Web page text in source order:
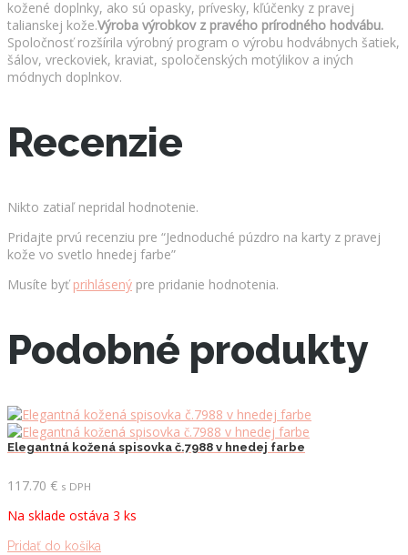
kožené doplnky, ako sú opasky, prívesky, kľúčenky z pravej
talianskej kože.Výroba výrobkov z pravého prírodného hodvábu.
Spoločnosť rozšírila výrobný program o výrobu hodvábnych šatiek,
šálov, vreckoviek, kraviat, spoločenských motýlikov a iných
módnych doplnkov.
Recenzie
Nikto zatiaľ nepridal hodnotenie.
Pridajte prvú recenziu pre “Jednoduché púzdro na karty z pravej
kože vo svetlo hnedej farbe”
Musíte byť prihlásený pre pridanie hodnotenia.
Podobné produkty
Elegantná kožená spisovka č.7988 v hnedej farbe
117.70 € s DPH
Na sklade ostáva 3 ks
Pridať do košíka